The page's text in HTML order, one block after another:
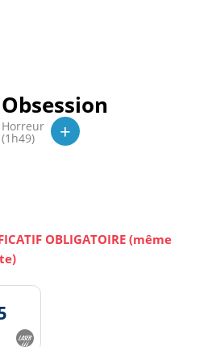
Obsession
Horreur
(1h49) +
OBLIGATOIRE (même